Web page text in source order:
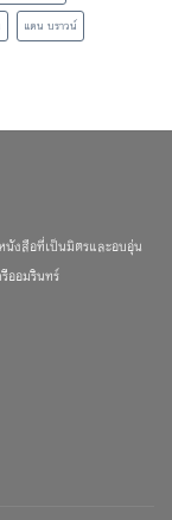
แดน บราวน์
นังสือที่เป็นมิตรและอบอุ่น
ออมรินทร์